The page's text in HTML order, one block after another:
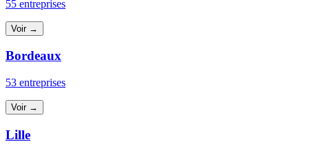
55 entreprises
Voir →
Bordeaux
53 entreprises
Voir →
Lille